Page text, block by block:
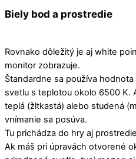
Biely bod a prostredie
Rovnako dôležitý je aj white
monitor zobrazuje.
Štandardne sa používa hodnota
svetlu s teplotou okolo 6500 K.
teplá (žltkastá) alebo studená
vnímanie sa posúva.
Tu prichádza do hry aj
Ak máš pri úpravách otvorené